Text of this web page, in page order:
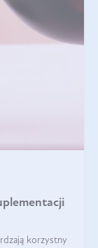
korzystny